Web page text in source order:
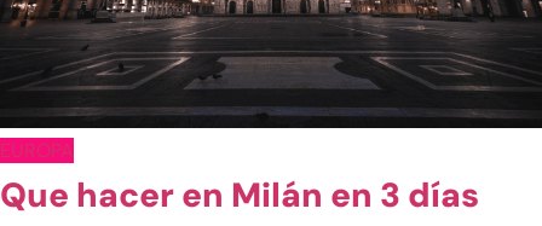
Ver post de América
China
Emiratos Árabes
EUROPA
Que hacer en Milán en 3 días